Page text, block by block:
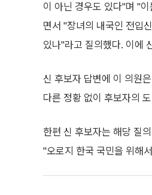
이 아닌 경우도 있다"며 "
면서 "장녀의 내국인 전입
있나"라고 질의했다. 이에
신 후보자 답변에 이 의원
다른 정황 없이 후보자의
한편 신 후보자는 해당 질
"오로지 한국 국민을 위해